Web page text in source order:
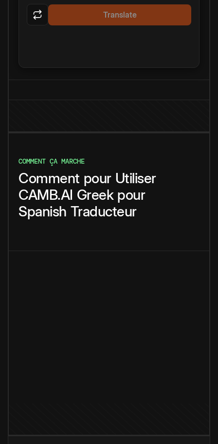
Translate
COMMENT ÇA MARCHE
Comment pour Utiliser
CAMB.AI Greek pour
Spanish Traducteur